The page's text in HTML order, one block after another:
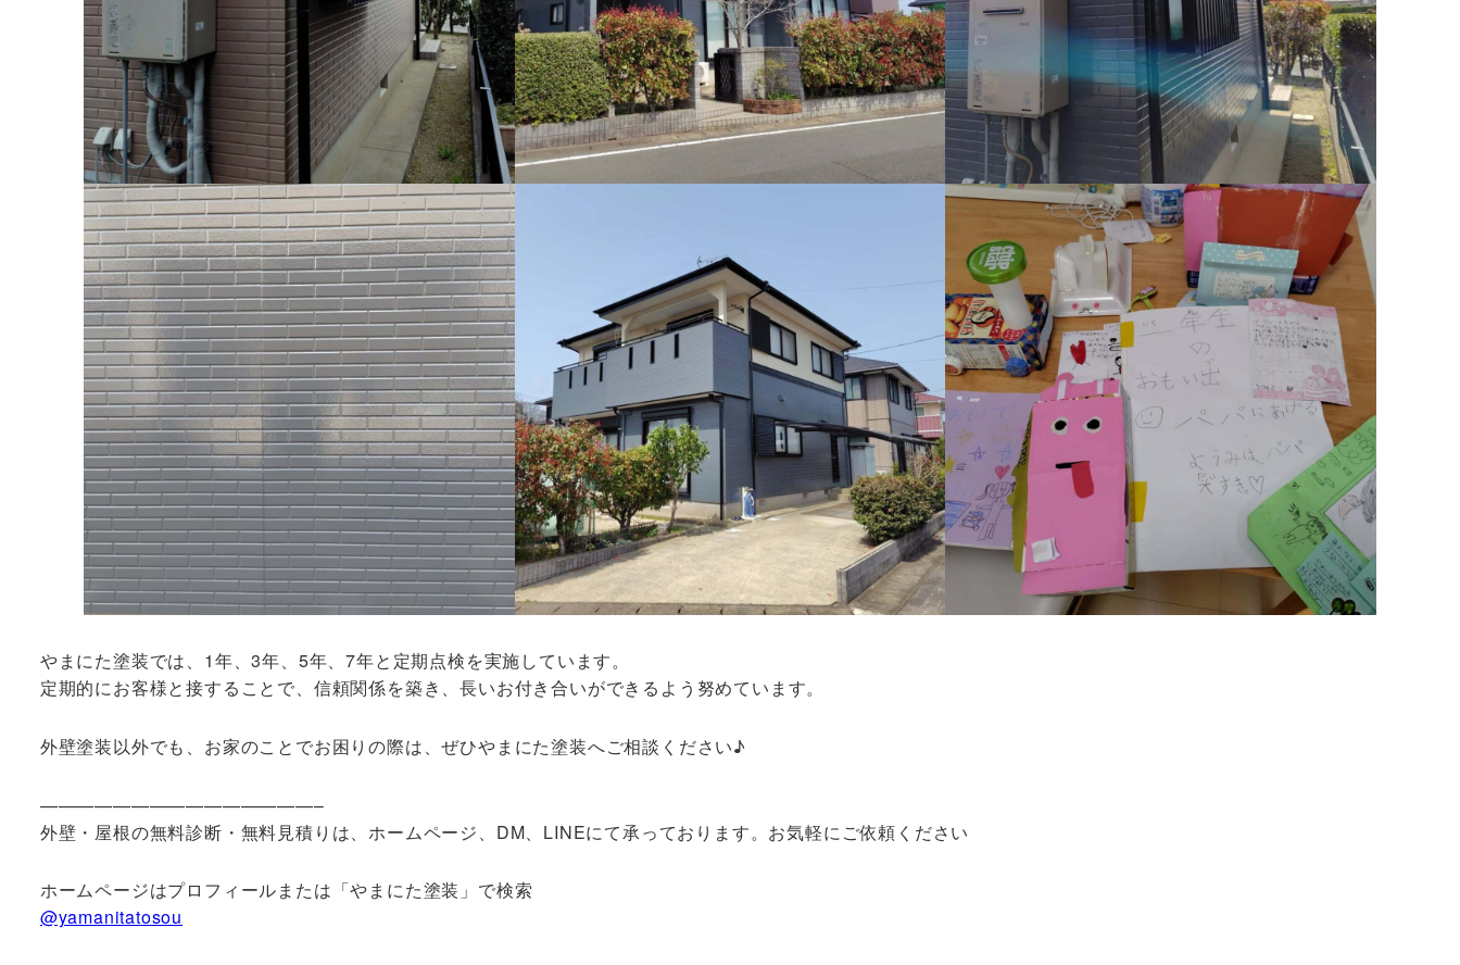
やまにた塗装では、1年、3年、5年、7年と定期点検を実施しています。
定期的にお客様と接することで、信頼関係を築き、長いお付き合いができるよう努めています。
外壁塗装以外でも、お家のことでお困りの際は、ぜひやまにた塗装へご相談ください♪
———————————————–
外壁・屋根の無料診断・無料見積りは、ホームページ、DM、LINEにて承っております。お気軽にご依頼ください
ホームページはプロフィールまたは「やまにた塗装」で検索
@yamanitatosou